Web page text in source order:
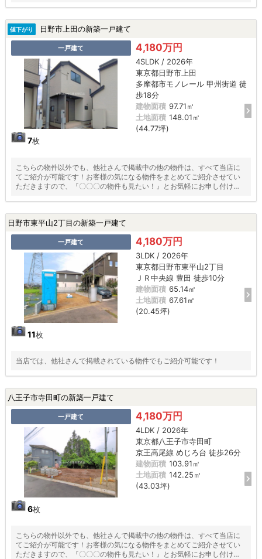
値下がり 日野市上田の新築一戸建て
一戸建て
7枚
4,180万円
4SLDK / 2026年
東京都日野市上田
多摩都市モノレール 甲州街道 徒
歩18分
建物面積 97.71㎡
土地面積 148.01㎡
(44.77坪)
こちらの物件以外でも、他社さんで掲載中の他の物件は、すべて当店に
てご紹介が可能です！お客様の気になる物件をまとめてご紹介させてい
ただきますので、『〇〇〇の物件も見たい！』とお気軽にお申し付けく
日野市東平山2丁目の新築一戸建て
一戸建て
11枚
4,180万円
3LDK / 2026年
東京都日野市東平山2丁目
ＪＲ中央線 豊田 徒歩10分
建物面積 65.14㎡
土地面積 67.61㎡
(20.45坪)
当店では、他社さんで掲載されている物件でもご紹介可能です！
八王子市寺田町の新築一戸建て
一戸建て
6枚
4,180万円
4LDK / 2026年
東京都八王子市寺田町
京王高尾線 めじろ台 徒歩26分
建物面積 103.91㎡
土地面積 142.25㎡
(43.03坪)
こちらの物件以外でも、他社さんで掲載中の他の物件は、すべて当店に
てご紹介が可能です！お客様の気になる物件をまとめてご紹介させてい
ただきますので、『〇〇〇の物件も見たい！』とお気軽にお申し付けく